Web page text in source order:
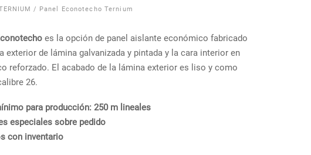
/ Panel Econotecho Ternium
es la opción de panel aislante económico fabricado
exterior de lámina galvanizada y pintada y la cara interior en
reforzado. El acabado de la lámina exterior es liso y como
26.
para producción: 250 m lineales
especiales sobre pedido
con inventario